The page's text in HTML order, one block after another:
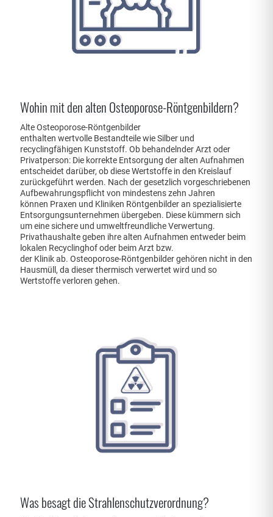
Wohin mit den alten Osteoporose-Röntgenbildern?
Alte Osteoporose-Röntgenbilder
enthalten wertvolle Bestandteile wie Silber und
recyclingfähigen Kunststoff. Ob behandelnder Arzt oder
Privatperson: Die korrekte Entsorgung der alten Aufnahmen
entscheidet darüber, ob diese Wertstoffe in den Kreislauf
zurückgeführt werden. Nach der gesetzlich vorgeschriebenen
Aufbewahrungspflicht von mindestens zehn Jahren
können Praxen und Kliniken Röntgenbilder an spezialisierte
Entsorgungsunternehmen übergeben. Diese kümmern sich
um eine sichere und umweltfreundliche Verwertung.
Privathaushalte geben ihre alten Aufnahmen entweder beim
lokalen Recyclinghof oder beim Arzt bzw.
der Klinik ab. Osteoporose-Röntgenbilder gehören nicht in den
Hausmüll, da dieser thermisch verwertet wird und so
Wertstoffe verloren gehen.
Was besagt die Strahlenschutzverordnung?